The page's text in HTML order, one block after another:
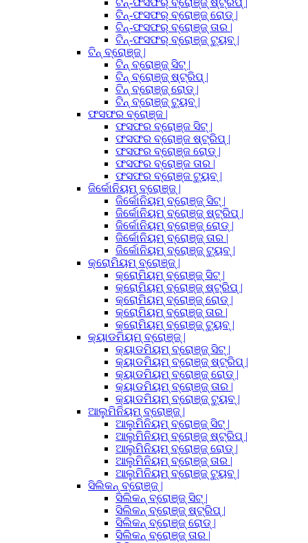
ଟିନ୍-ଫସଫର୍ ବ୍ରୋଞ୍ଜ୍ ଷ୍ଟ୍ରିପ୍ |
ଟିନ୍-ଫସଫର୍ ବ୍ରୋଞ୍ଜ୍ ରୋଡ୍ |
ଟିନ୍-ଫସଫର୍ ବ୍ରୋଞ୍ଜ୍ ତାର |
ଟିନ୍-ଫସଫର୍ ବ୍ରୋଞ୍ଜ୍ ଟ୍ୟୁବ୍ |
ଟିନ୍ ବ୍ରୋଞ୍ଜ୍ |
ଟିନ୍ ବ୍ରୋଞ୍ଜ୍ ସିଟ୍ |
ଟିନ୍ ବ୍ରୋଞ୍ଜ୍ ଷ୍ଟ୍ରିପ୍ |
ଟିନ୍ ବ୍ରୋଞ୍ଜ୍ ରୋଡ୍ |
ଟିନ୍ ବ୍ରୋଞ୍ଜ୍ ଟ୍ୟୁବ୍ |
ଫସଫର ବ୍ରୋଞ୍ଜ |
ଫସଫର ବ୍ରୋଞ୍ଜ ସିଟ୍ |
ଫସଫର ବ୍ରୋଞ୍ଜ ଷ୍ଟ୍ରିପ୍ |
ଫସଫର ବ୍ରୋଞ୍ଜ ରୋଡ୍ |
ଫସଫର ବ୍ରୋଞ୍ଜ ତାର |
ଫସଫର ବ୍ରୋଞ୍ଜ ଟ୍ୟୁବ୍ |
ଜିର୍କୋନିୟମ୍ ବ୍ରୋଞ୍ଜ୍ |
ଜିର୍କୋନିୟମ୍ ବ୍ରୋଞ୍ଜ୍ ସିଟ୍ |
ଜିର୍କୋନିୟମ୍ ବ୍ରୋଞ୍ଜ୍ ଷ୍ଟ୍ରିପ୍ |
ଜିର୍କୋନିୟମ୍ ବ୍ରୋଞ୍ଜ୍ ରୋଡ୍ |
ଜିର୍କୋନିୟମ୍ ବ୍ରୋଞ୍ଜ୍ ତାର |
ଜିର୍କୋନିୟମ୍ ବ୍ରୋଞ୍ଜ୍ ଟ୍ୟୁବ୍ |
କ୍ରୋମିୟମ୍ ବ୍ରୋଞ୍ଜ୍ |
କ୍ରୋମିୟମ୍ ବ୍ରୋଞ୍ଜ୍ ସିଟ୍ |
କ୍ରୋମିୟମ୍ ବ୍ରୋଞ୍ଜ୍ ଷ୍ଟ୍ରିପ୍ |
କ୍ରୋମିୟମ୍ ବ୍ରୋଞ୍ଜ୍ ରୋଡ୍ |
କ୍ରୋମିୟମ୍ ବ୍ରୋଞ୍ଜ୍ ତାର |
କ୍ରୋମିୟମ୍ ବ୍ରୋଞ୍ଜ୍ ଟ୍ୟୁବ୍ |
କ୍ୟାଡମିୟମ୍ ବ୍ରୋଞ୍ଜ୍ |
କ୍ୟାଡମିୟମ୍ ବ୍ରୋଞ୍ଜ୍ ସିଟ୍ |
କ୍ୟାଡମିୟମ୍ ବ୍ରୋଞ୍ଜ୍ ଷ୍ଟ୍ରିପ୍ |
କ୍ୟାଡମିୟମ୍ ବ୍ରୋଞ୍ଜ୍ ରୋଡ୍ |
କ୍ୟାଡମିୟମ୍ ବ୍ରୋଞ୍ଜ୍ ତାର |
କ୍ୟାଡମିୟମ୍ ବ୍ରୋଞ୍ଜ୍ ଟ୍ୟୁବ୍ |
ଆଲୁମିନିୟମ୍ ବ୍ରୋଞ୍ଜ୍ |
ଆଲୁମିନିୟମ୍ ବ୍ରୋଞ୍ଜ୍ ସିଟ୍ |
ଆଲୁମିନିୟମ୍ ବ୍ରୋଞ୍ଜ୍ ଷ୍ଟ୍ରିପ୍ |
ଆଲୁମିନିୟମ୍ ବ୍ରୋଞ୍ଜ୍ ରୋଡ୍ |
ଆଲୁମିନିୟମ୍ ବ୍ରୋଞ୍ଜ୍ ତାର |
ଆଲୁମିନିୟମ୍ ବ୍ରୋଞ୍ଜ୍ ଟ୍ୟୁବ୍ |
ସିଲିକନ୍ ବ୍ରୋଞ୍ଜ୍ |
ସିଲିକନ୍ ବ୍ରୋଞ୍ଜ୍ ସିଟ୍ |
ସିଲିକନ୍ ବ୍ରୋଞ୍ଜ୍ ଷ୍ଟ୍ରିପ୍ |
ସିଲିକନ୍ ବ୍ରୋଞ୍ଜ୍ ରୋଡ୍ |
ସିଲିକନ୍ ବ୍ରୋଞ୍ଜ୍ ତାର |